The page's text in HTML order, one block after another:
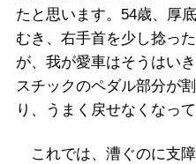
たと思います。54歳、厚
むき、右手首を少し捻っ
が、我が愛車はそうはい
スチックのペダル部分が
り、うまく戻せなくなっ
これでは、漕ぐのに支